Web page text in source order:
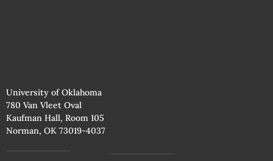
University of Oklahoma
780 Van Vleet Oval
Kaufman Hall, Room 105
Norman, OK 73019-4037